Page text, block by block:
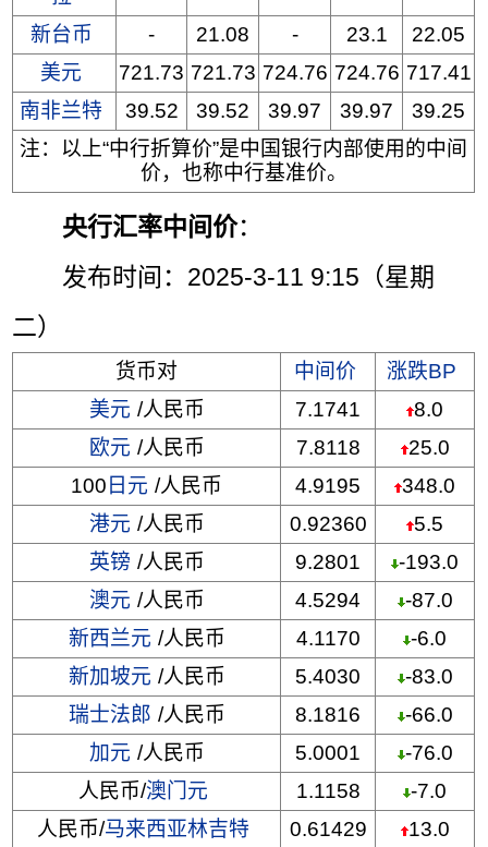
新台币 - 21.08 - 23.1
22.05
美元
721.73 721.73 724.76 724.76 717.41
南非兰特
39.52 39.52 39.97 39.97
39.25
注：以上“中行折算价”是中国银行内部使用的中间
价，也称中行基准价。
央行汇率中间价：
发布时间：2025-3-11 9:15（星期
二）
货币对 中间价
涨跌BP
美元 /人民币 7.1741
8.0
欧元 /人民币 7.8118
25.0
100 日元 /人民币 4.9195
348.0
港元 /人民币 0.92360
5.5
英镑 /人民币 9.2801
-193.0
澳元 /人民币 4.5294
-87.0
新西兰元 /人民币 4.1170
-6.0
新加坡元 /人民币 5.4030
-83.0
瑞士法郎 /人民币 8.1816
-66.0
加元 /人民币 5.0001
-76.0
人民币/澳门元 1.1158
-7.0
人民币/马来西亚林吉特 0.61429
13.0